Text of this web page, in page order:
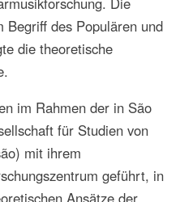
besprochen.
mit
das
im